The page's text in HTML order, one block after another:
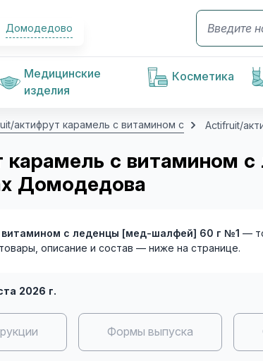
Домодедово
Медицинские
изделия
Косметика
актифрут карамель с витамином с Actifruit/
карамель с витамином
Домодедова
с леденцы [мед-шалфей] 60 г №1 —
описание и состав — ниже на странице.
2026 г.
Формы выпуска